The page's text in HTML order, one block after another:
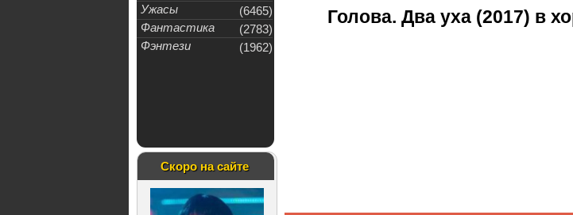
Ужасы
(6465)
Фантастика
(2783)
Фэнтези
(1962)
Скоро на сайте
Голова. Два уха (2017) в